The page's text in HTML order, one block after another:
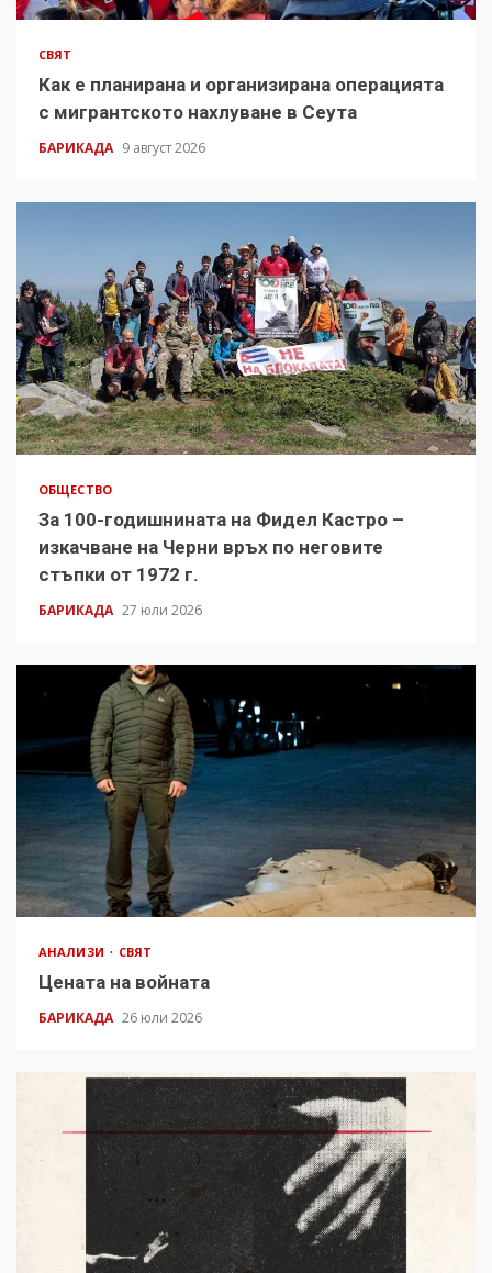
СВЯТ
Как е планирана и организирана операцията
с мигрантското нахлуване в Сеута
БАРИКАДА 9 август 2026
ОБЩЕСТВО
За 100-годишнината на Фидел Кастро –
изкачване на Черни връх по неговите
стъпки от 1972 г.
БАРИКАДА 27 юли 2026
АНАЛИЗИ СВЯТ
Цената на войната
БАРИКАДА 26 юли 2026